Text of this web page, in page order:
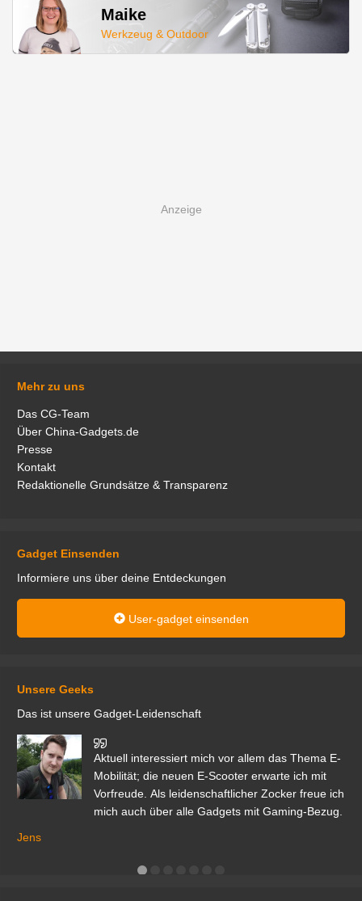
Maike
Werkzeug & Outdoor
Mehr zu uns
Das CG-Team
Über China-Gadgets.de
Presse
Kontakt
Redaktionelle Grundsätze & Transparenz
Gadget Einsenden
Informiere uns über deine Entdeckungen
User-gadget einsenden
Unsere Geeks
Das ist unsere Gadget-Leidenschaft
Aktuell interessiert mich vor allem das Thema E-
Mobilität; die neuen E-Scooter erwarte ich mit
Vorfreude. Als leidenschaftlicher Zocker freue ich
mich auch über alle Gadgets mit Gaming-Bezug.
Jens